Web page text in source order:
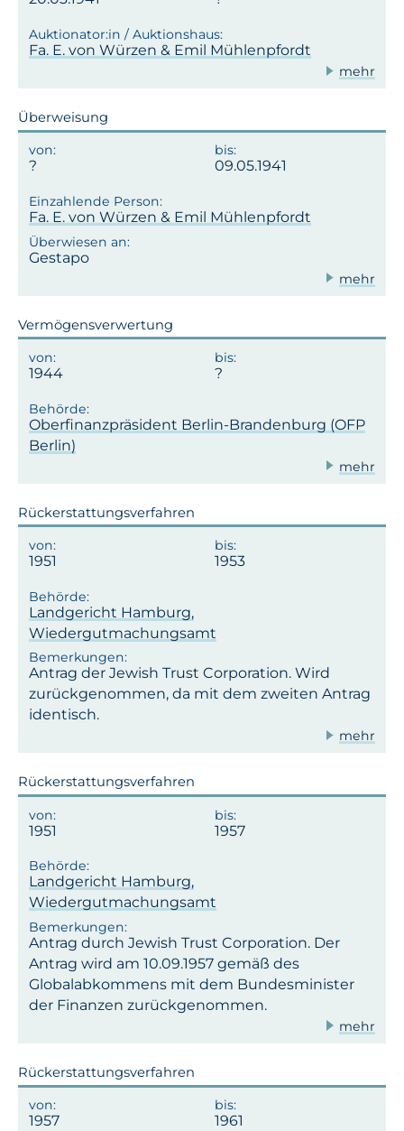
Fa. E. von Würzen & Emil Mühlenpfordt
mehr
Überweisung
09.05.1941
Fa. E. von Würzen & Emil Mühlenpfordt
Gestapo
mehr
Vermögensverwertung
1944
Oberfinanzpräsident Berlin-Brandenburg (OFP
Berlin)
mehr
Rückerstattungsverfahren
1951 1953
Landgericht Hamburg,
Wiedergutmachungsamt
Antrag der Jewish Trust Corporation. Wird
zurückgenommen, da mit dem zweiten Antrag
identisch.
mehr
Rückerstattungsverfahren
1951 1957
Landgericht Hamburg,
Wiedergutmachungsamt
Antrag durch Jewish Trust Corporation. Der
Antrag wird am 10.09.1957 gemäß des
Globalabkommens mit dem Bundesminister
der Finanzen zurückgenommen.
mehr
Rückerstattungsverfahren
1957 1961